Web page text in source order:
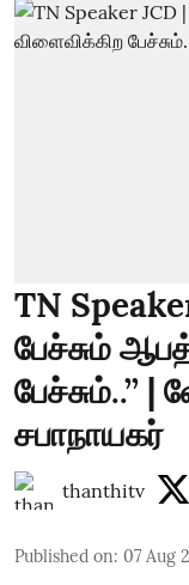
TN
பேச்சும்
பேச்சும்..’’
சபாநாயகர்
thanthitv
Published on: 07 Aug